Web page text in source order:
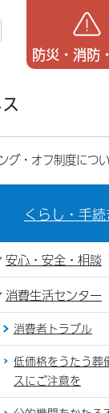
防災・消防
グ・オフ制度につ
くらし・手続
安心・安全・相談
消費生活センター
消費者トラブル
低価格をうたう葬
スにご注意を